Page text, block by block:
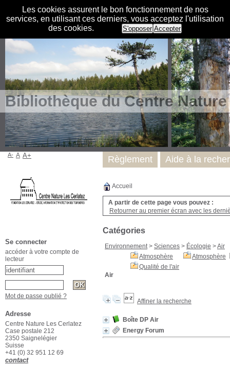
Les cookies assurent le bon fonctionnement de nos
services, en utilisant ces derniers, vous acceptez l'utilisation
des cookies.
S'opposer Accepter
Bibliothèque du Centre
Accueil
A partir de cette page vous pouvez :
Retourner au premier écran avec les
Catégories
Environnement> Sciences > Écologie >Air
Atmosphère
Atmosphère
Qualité de l'air
Air
Affiner la recherche
Boîte DP Air
Energy Forum
Règlement Aide à la
A- A A+
Se connecter
accéder à votre compte de
lecteur
Mot de passe oublié ?
Adresse
Centre Nature Les Cerlatez
Case postale 212
2350 Saignelégier
Suisse
+41 (0) 32 951 12 69
contact